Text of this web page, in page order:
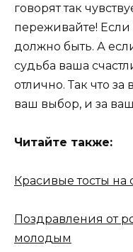
говорят так
переживайте! Если
должно быть. А
судьба ваша
отлично. Так что
ваш выбор, и за
Читайте также:
Красивые тосты на
Поздравления от
молодым